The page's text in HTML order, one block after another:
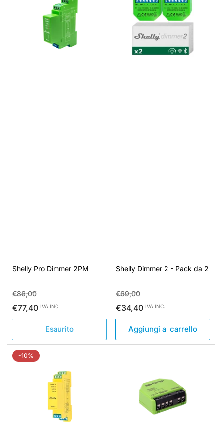
Shelly Pro Dimmer 2PM
Prezzo
standard
€86,00Prezzo
di
€77,40 IVA INC.
Esaurito
Shelly Dimmer 2 - Pack da 2
Prezzo
standard
€69,00Prezzo
di
€34,40 IVA INC.
Aggiungi al carrello
-10%